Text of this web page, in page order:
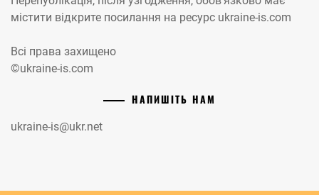
містити відкрите посилання на ресурс ukraine-is.com
Всі права захищено
©ukraine-is.com
НАПИШІТЬ НАМ
ukraine-is@ukr.net